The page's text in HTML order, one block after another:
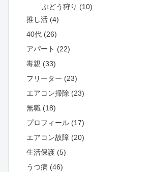
ぶどう狩り (10)
推し活 (4)
40代 (26)
アパート (22)
毒親 (33)
フリーター (23)
エアコン掃除 (23)
無職 (18)
プロフィール (17)
エアコン故障 (20)
生活保護 (5)
うつ病 (46)